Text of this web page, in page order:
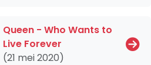
Queen - Who Wants to
Live Forever
(21 mei 2020)